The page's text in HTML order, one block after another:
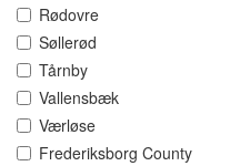
Rødovre
Søllerød
Tårnby
Vallensbæk
Værløse
Frederiksborg County